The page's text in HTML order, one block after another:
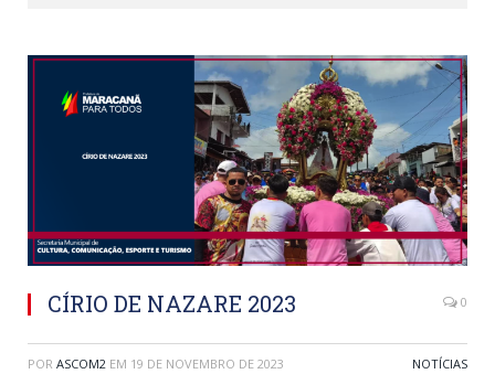
CÍRIO DE NAZARE 2023 0
POR ASCOM2 EM 19 DE NOVEMBRO DE 2023 NOTÍCIAS